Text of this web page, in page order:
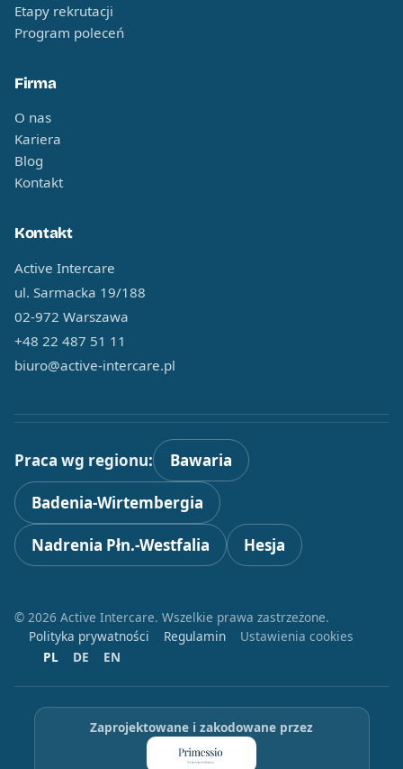
Etapy rekrutacji
Program poleceń
Firma
O nas
Kariera
Blog
Kontakt
Kontakt
Active Intercare
ul. Sarmacka 19/188
02-972 Warszawa
+48 22 487 51 11
biuro@active-intercare.pl
Praca wg regionu: Bawaria
Badenia-Wirtembergia
Nadrenia Płn.-Westfalia Hesja
© 2026 Active Intercare. Wszelkie prawa zastrzeżone.
Polityka prywatności
Regulamin
Ustawienia cookies
PL
DE EN
Zaprojektowane i zakodowane przez